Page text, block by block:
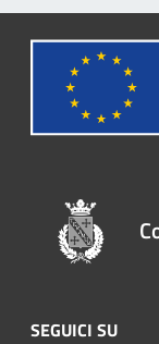
SEGUICI SU